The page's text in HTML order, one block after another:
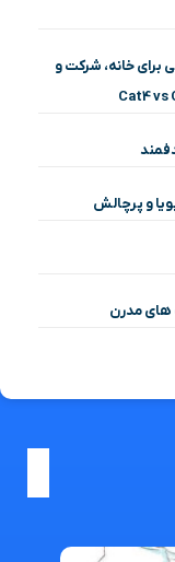
خانه، شرکت و
و پرچالش